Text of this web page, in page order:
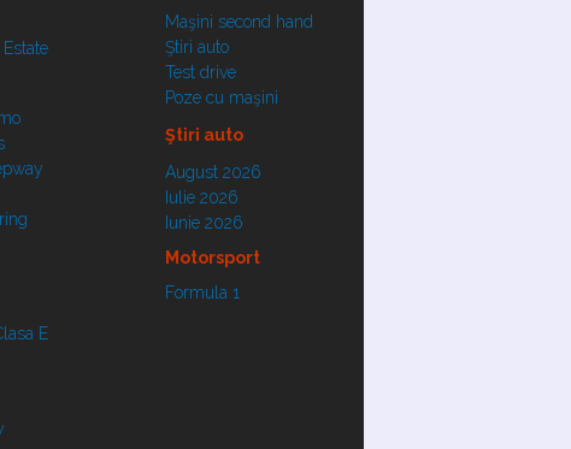
E
Maşini second hand
Ştiri auto
Test drive
Poze cu maşini
Ştiri auto
August 2026
Iulie 2026
Iunie 2026
Motorsport
Formula 1